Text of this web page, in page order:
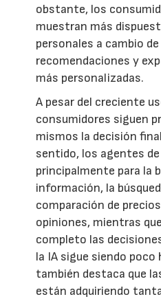
obstante, los
muestran más
personales a cambio
recomendaciones y
más personalizadas.
A pesar del creciente
consumidores siguen
mismos la decisión
sentido, los agentes
principalmente para la
información, la
comparación de
opiniones, mientras
completo las
la IA sigue siendo
también destaca que
están adquiriendo